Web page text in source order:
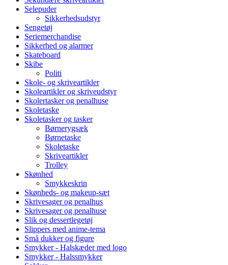
Selepuder
Sikkerhedsudstyr
Sengetøj
Seriemerchandise
Sikkerhed og alarmer
Skateboard
Skibe
Politi
Skole- og skriveartikler
Skoleartikler og skriveudstyr
Skolertasker og penalhuse
Skoletaske
Skoletasker og tasker
Børnerygsæk
Børnetaske
Skoletaske
Skriveartikler
Trolley
Skønhed
Smykkeskrin
Skønheds- og makeup-sæt
Skrivesager og penalhus
Skrivesager og penalhuse
Slik og dessertlegetøj
Slippers med anime-tema
Små dukker og figure
Smykker - Halskæder med logo
Smykker - Halssmykker